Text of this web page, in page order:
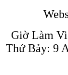
Giờ Làm
Thứ Bảy: 9